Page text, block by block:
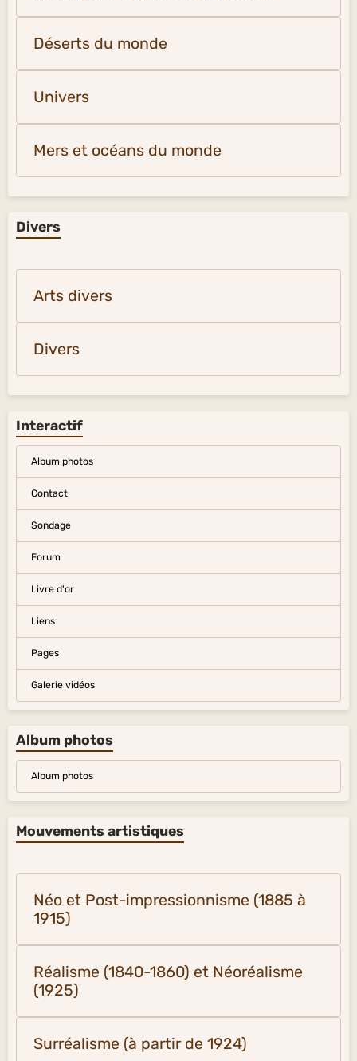
Déserts du monde
Univers
Mers et océans du monde
Divers
Arts divers
Divers
Interactif
Album photos
Contact
Sondage
Forum
Livre d'or
Liens
Pages
Galerie vidéos
Album photos
Album photos
Mouvements artistiques
Néo et Post-impressionnisme (1885 à
1915)
Réalisme (1840-1860) et Néoréalisme
(1925)
Surréalisme (à partir de 1924)